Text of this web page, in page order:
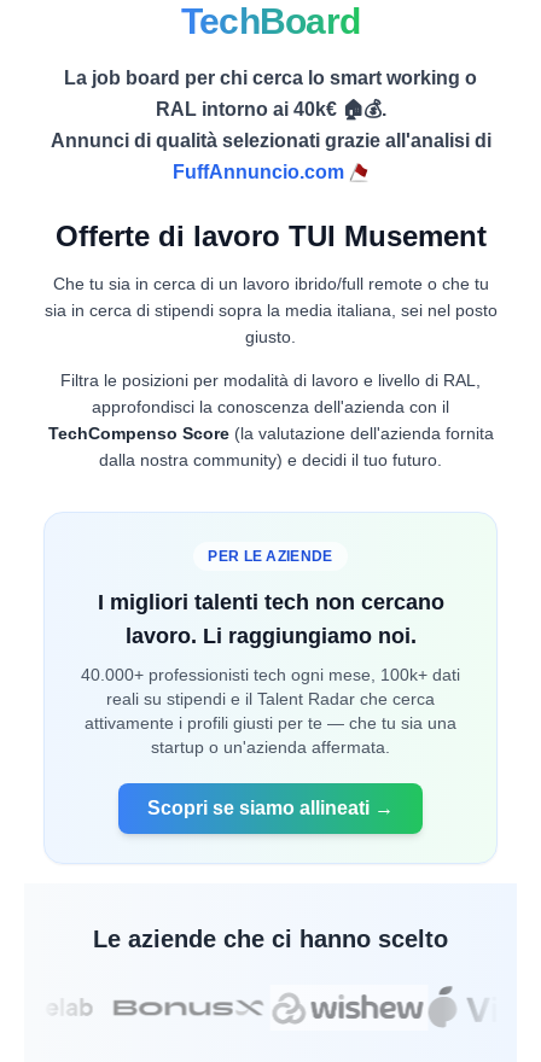
TechBoard
La job board per chi cerca lo smart working o
RAL intorno ai 40k€ 🏠💰.
Annunci di qualità selezionati grazie all'analisi di
FuffAnnuncio.com
Offerte di lavoro TUI Musement
Che tu sia in cerca di un lavoro ibrido/full remote o che tu
sia in cerca di stipendi sopra la media italiana, sei nel posto
giusto.
Filtra le posizioni per modalità di lavoro e livello di RAL,
approfondisci la conoscenza dell'azienda con il
TechCompenso Score(la valutazione dell'azienda fornita
dalla nostra community) e decidi il tuo futuro.
PER LE AZIENDE
I migliori talenti tech non cercano
lavoro. Li raggiungiamo noi.
40.000+ professionisti tech ogni mese, 100k+ dati
reali su stipendi e il Talent Radar che cerca
attivamente i profili giusti per te — che tu sia una
startup o un'azienda affermata.
Scopri se siamo allineati →
Le aziende che ci hanno scelto